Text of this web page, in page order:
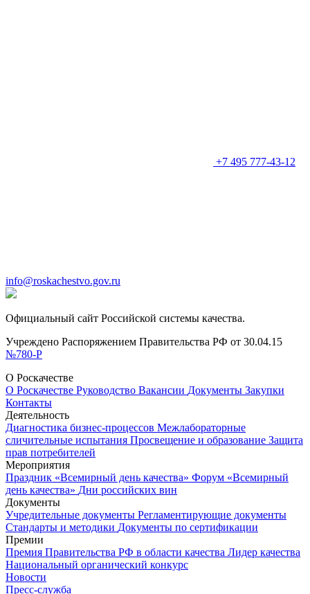
+7 495 777-43-12
info@roskachestvo.gov.ru
Официальный сайт Российской системы качества.
Учреждено Распоряжением Правительства РФ от 30.04.15
№780-Р
О Роскачестве
О Роскачестве Руководство Вакансии Документы Закупки
Контакты
Деятельность
Диагностика бизнес-процессов Межлабораторные
сличительные испытания Просвещение и образование Защита
прав потребителей
Мероприятия
Праздник «Всемирный день качества» Форум «Всемирный
день качества» Дни российских вин
Документы
Учредительные документы Регламентирующие документы
Стандарты и методики Документы по сертификации
Премии
Премия Правительства РФ в области качества Лидер качества
Национальный органический конкурс
Новости
Пресс-служба